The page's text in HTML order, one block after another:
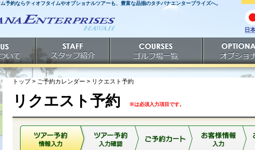
予約ならティオフタイムやオプショナルツアーも、豊富な品揃のタチバナエンタープライズへ。
日
語
スタッフ紹介 ゴルフ場一覧 オプショナルツ
トップ> ご予約カレンダー > リクエスト予約
リクエスト予約 ※は必須入力項目です。